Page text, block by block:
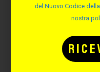
del Nuovo Codice
nostra